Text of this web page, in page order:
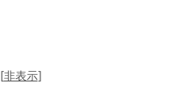
[非表示]